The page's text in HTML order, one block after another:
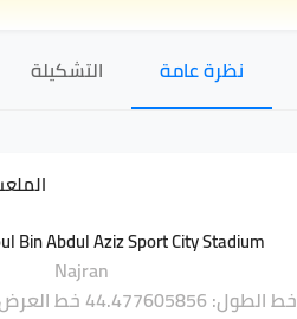
نظرة عامة التشكيلة
Bin Abdul Aziz Sport City Stadium
Najran
خط الطول: 44.477605856
خط العرض: